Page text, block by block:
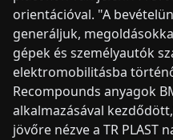
orientációval. "A
generáljuk,
gépek és személyautók
elektromobilitásba
Recompounds anyagok
alkalmazásával
jövőre nézve a TR